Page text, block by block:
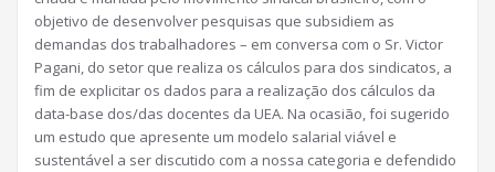
objetivo de desenvolver pesquisas que subsidiem as
demandas dos trabalhadores – em conversa com o Sr. Victor
Pagani, do setor que realiza os cálculos para dos sindicatos, a
fim de explicitar os dados para a realização dos cálculos da
data-base dos/das docentes da UEA. Na ocasião, foi sugerido
um estudo que apresente um modelo salarial viável e
sustentável a ser discutido com a nossa categoria e defendido